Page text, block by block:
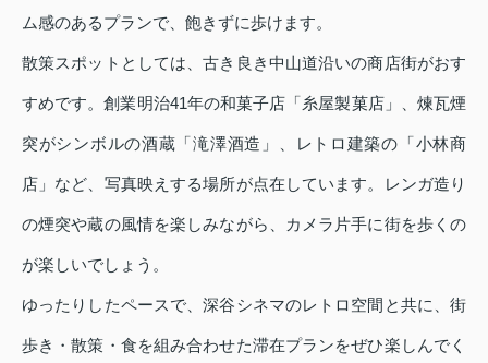
ム感のあるプランで、飽きずに歩けます。
散策スポットとしては、古き良き中山道沿いの商店街がおす
すめです。創業明治41年の和菓子店「糸屋製菓店」、煉瓦煙
突がシンボルの酒蔵「滝澤酒造」、レトロ建築の「小林商
店」など、写真映えする場所が点在しています。レンガ造り
の煙突や蔵の風情を楽しみながら、カメラ片手に街を歩くの
が楽しいでしょう。
ゆったりしたペースで、深谷シネマのレトロ空間と共に、街
歩き・散策・食を組み合わせた滞在プランをぜひ楽しんでく